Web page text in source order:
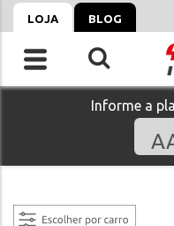
LOJA BLOG
Informe a